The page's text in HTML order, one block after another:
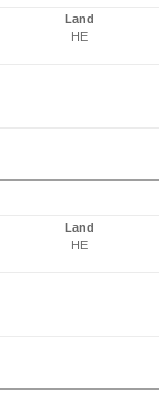
Land
HE
Land
HE